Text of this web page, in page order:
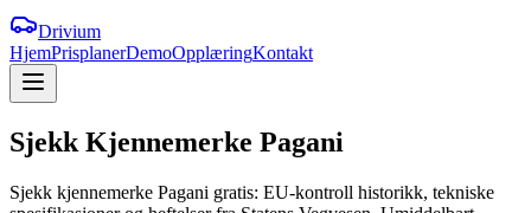
Drivium
HjemPrisplanerDemoOpplæringKontakt
Sjekk Kjennemerke Pagani
Sjekk kjennemerke Pagani gratis: EU-kontroll historikk, tekniske